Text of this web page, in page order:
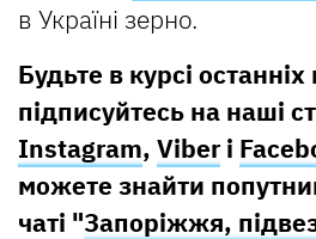
в Україні зерно.
Будьте в курсі
підписуйтесь на наші
Instagram, Viber і
можете знайти
чаті "Запоріжжя,